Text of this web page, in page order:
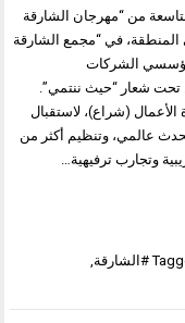
الدورة التاسعة من “مهرجان الشارقة
نوعه في المنطقة، في “مجمع الشارقة
مؤسسي الشركات
تحت شعار “حيث ننتمي”.
(شراع)، لاستقبال
14,000 مشارك، واستضافة أكثر من 300 متحدث عالمي، وتنظيم أكثر من
#الشارقة